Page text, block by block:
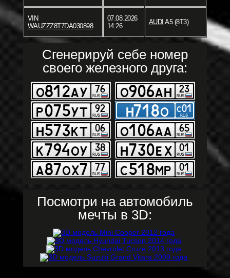
VIN
WAUZZZ8T7DA030898
07.08.2026
14:26
AUDI A5 (8T3)
Сгенерируй себе номер
своего железного друга:
Посмотри на автомобиль
мечты в 3D: